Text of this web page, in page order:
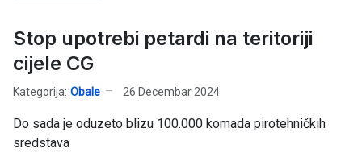
Stop upotrebi petardi na teritoriji
cijele CG
Kategorija: Obale 26 Decembar 2024
Do sada je oduzeto blizu 100.000 komada pirotehničkih
sredstava